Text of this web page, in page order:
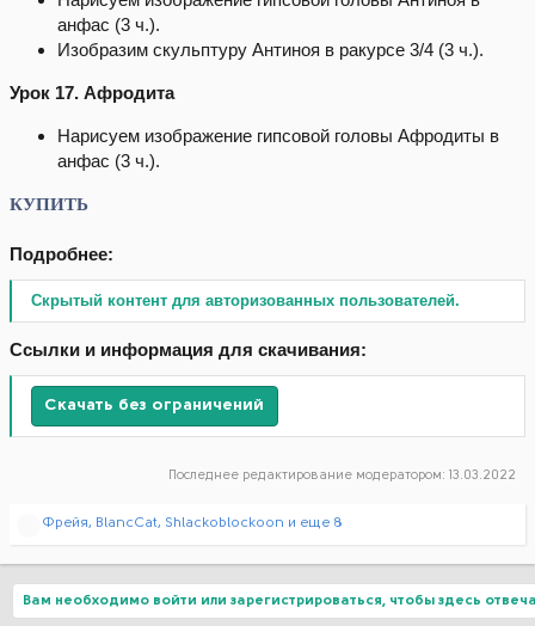
анфас (3 ч.).
Изобразим скульптуру Антиноя в ракурсе 3/4 (3 ч.).
Урок 17. Афродита
Нарисуем изображение гипсовой головы Афродиты в
анфас (3 ч.).
КУПИТЬ
Подробнее:
Скрытый контент для авторизованных пользователей.
Ссылки и информация для скачивания:
Скачать без ограничений
Последнее редактирование модератором: 13.03.2022
Р
ц
и
Фрейя, BlancCat, Shlackoblockoon и еще 8
Вам необходимо войти или зарегистрироваться, чтобы здесь